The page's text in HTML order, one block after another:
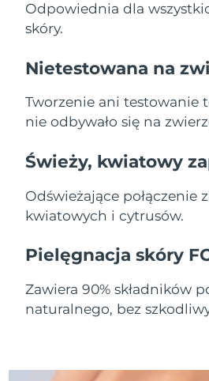
Odpowiednia dla
skóry.
Nietestowana na
Tworzenie ani testowanie
nie odbywało się na
Świeży, kwiatowy
Odświeżające połączenie
kwiatowych i cytrusów.
Pielęgnacja skóry
Zawiera 90% składników
naturalnego, bez
Holandia
Norwegia
Portoryko